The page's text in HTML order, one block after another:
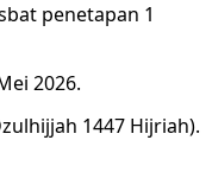
penetapan 1
2026.
1447 Hijriah).